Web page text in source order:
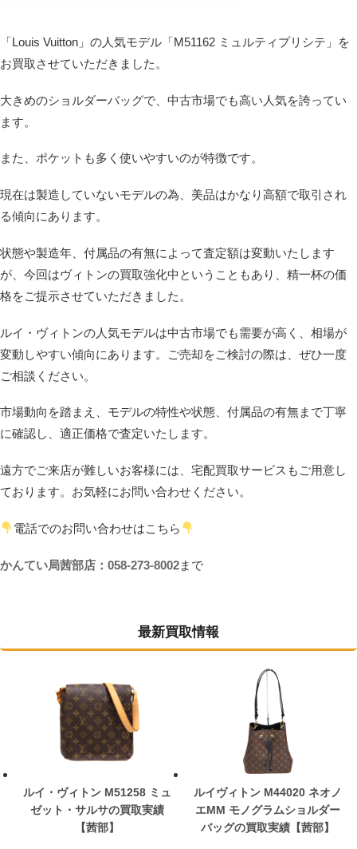
「Louis Vuitton 」の人気モデル「M51162 ミュルティプリシテ」を
お買取させていただきました。
大きめのショルダーバッグで、中古市場でも高い人気を誇ってい
ます。
また、ポケットも多く使いやすいのが特徴です。
現在は製造していないモデルの為、美品はかなり高額で取引され
る傾向にあります。
状態や製造年、付属品の有無によって査定額は変動いたします
が、今回はヴィトンの買取強化中ということもあり、精一杯の価
格をご提示させていただきました。
ルイ・ヴィトンの人気モデルは中古市場でも需要が高く、相場が
変動しやすい傾向にあります。ご売却をご検討の際は、ぜひ一度
ご相談ください。
市場動向を踏まえ、モデルの特性や状態、付属品の有無まで丁寧
に確認し、適正価格で査定いたします。
遠方でご来店が難しいお客様には、宅配買取サービスもご用意し
ております。お気軽にお問い合わせください。
電話でのお問い合わせはこちら
かんてい局茜部店：058-273-8002まで
最新買取情報
ルイ・ヴィトン M51258 ミュ
ゼット・サルサの買取実績
【茜部】
ルイヴィトン M44020 ネオノ
エMM モノグラムショルダー
バッグの買取実績【茜部】